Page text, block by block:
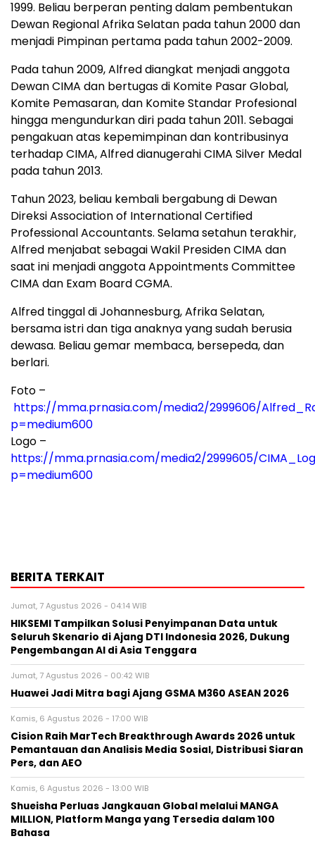
1999. Beliau berperan penting dalam pembentukan
Dewan Regional Afrika Selatan pada tahun 2000 dan
menjadi Pimpinan pertama pada tahun 2002-2009.
Pada tahun 2009, Alfred diangkat menjadi anggota
Dewan CIMA dan bertugas di Komite Pasar Global,
Komite Pemasaran, dan Komite Standar Profesional
hingga mengundurkan diri pada tahun 2011. Sebagai
pengakuan atas kepemimpinan dan kontribusinya
terhadap CIMA, Alfred dianugerahi CIMA Silver Medal
pada tahun 2013.
Tahun 2023, beliau kembali bergabung di Dewan
Direksi Association of International Certified
Professional Accountants. Selama setahun terakhir,
Alfred menjabat sebagai Wakil Presiden CIMA dan
saat ini menjadi anggota Appointments Committee
CIMA dan Exam Board CGMA.
Alfred tinggal di Johannesburg, Afrika Selatan,
bersama istri dan tiga anaknya yang sudah berusia
dewasa. Beliau gemar membaca, bersepeda, dan
berlari.
Foto –
https://mma.prnasia.com/media2/2999606/
p=medium600
Logo –
https://mma.prnasia.com/media2/2999605/
p=medium600
BERITA TERKAIT
Jumat, 7 Agustus 2026 - 04:14 WIB
HIKSEMI Tampilkan Solusi Penyimpanan Data untuk
Seluruh Skenario di Ajang DTI Indonesia 2026, Dukung
Pengembangan AI di Asia Tenggara
Jumat, 7 Agustus 2026 - 00:42 WIB
Huawei Jadi Mitra bagi Ajang GSMA M360 ASEAN 2026
Kamis, 6 Agustus 2026 - 17:00 WIB
Cision Raih MarTech Breakthrough Awards 2026 untuk
Pemantauan dan Analisis Media Sosial, Distribusi Siaran
Pers, dan AEO
Kamis, 6 Agustus 2026 - 13:00 WIB
Shueisha Perluas Jangkauan Global melalui MANGA
MILLION, Platform Manga yang Tersedia dalam 100
Bahasa